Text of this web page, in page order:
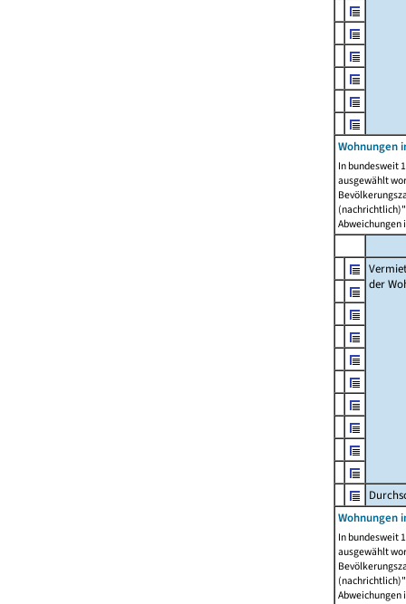
Wohnungen
In bundesweit
ausgewählt
Abweichungen
der
Wohnungen
In bundesweit
ausgewählt
Abweichungen